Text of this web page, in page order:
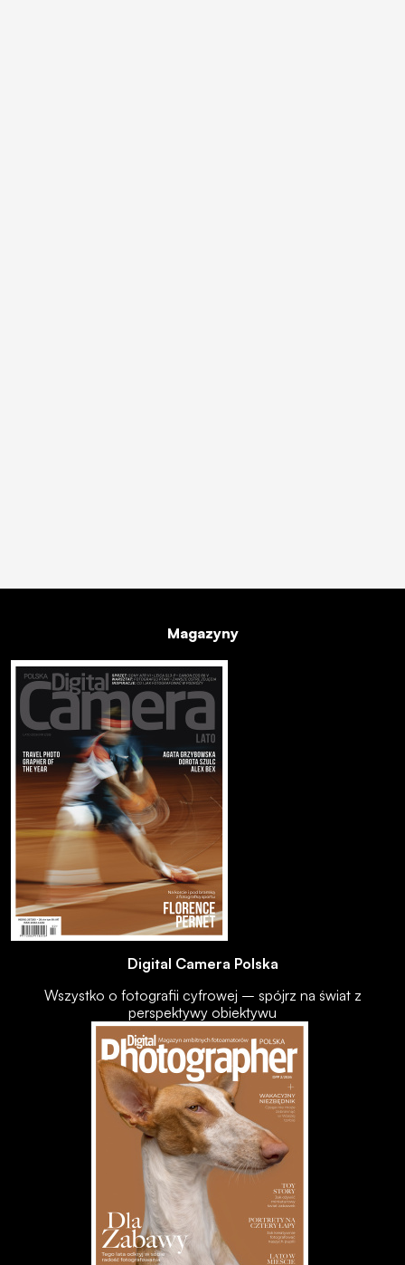
Magazyny
Digital Camera Polska
Wszystko o fotografii cyfrowej – spójrz na świat z
perspektywy obiektywu